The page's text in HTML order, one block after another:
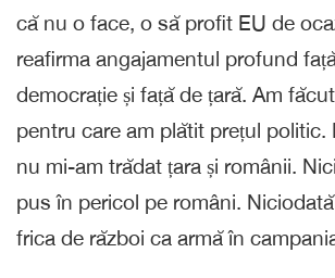
că nu o face, o să profit EU de
reafirma angajamentul profund
democrație și față de țară. Am
pentru care am plătit prețul politic.
nu mi-am trădat țara și românii.
pus în pericol pe români.
frica de război ca armă în